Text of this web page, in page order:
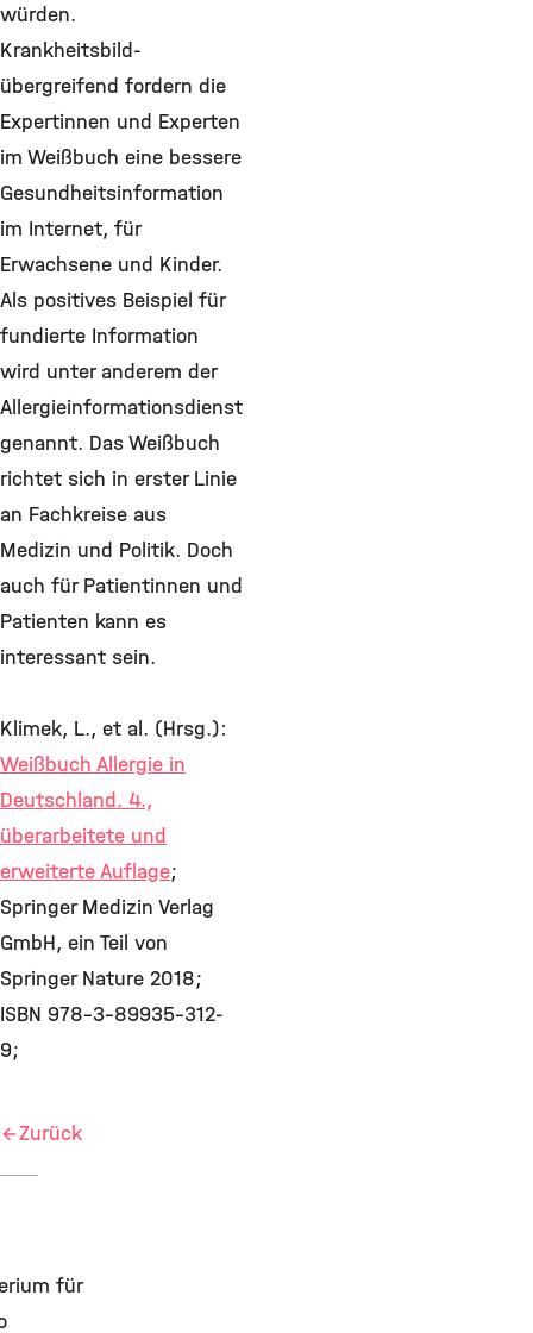
würden.
Krankheitsbild-
übergreifend fordern die
Expertinnen und Experten
im Weißbuch eine bessere
Gesundheitsinformation
im Internet, für
Erwachsene und Kinder.
Als positives Beispiel für
fundierte Information
wird unter anderem der
Allergieinformationsdienst
genannt. Das Weißbuch
richtet sich in erster Linie
an Fachkreise aus
Medizin und Politik. Doch
auch für Patientinnen und
Patienten kann es
interessant sein.
Klimek, L., et al. (Hrsg.):
Weißbuch Allergie in
Deutschland. 4.,
überarbeitete und
erweiterte Auflage;
Springer Medizin Verlag
GmbH, ein Teil von
Springer Nature 2018;
ISBN 978-3-89935-312-
9;
Zurück